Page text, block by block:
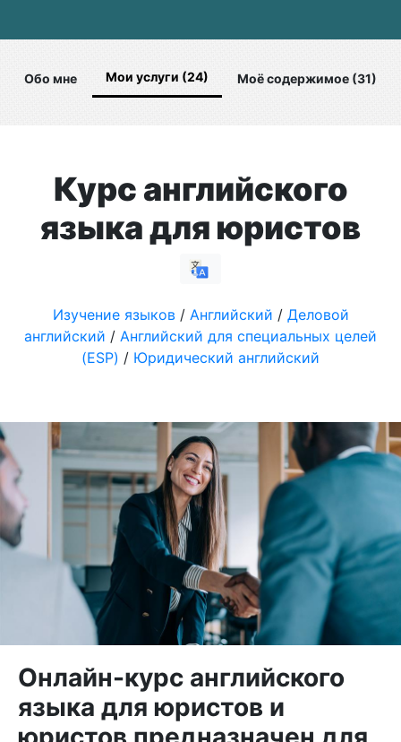
Обо мне Мои услуги (24) Моё содержимое (31)
Курс английского
языка для юристов
Изучение языков/ Английский / Деловой
английский / Английский для специальных целей
(ESP) / Юридический английский
Онлайн-курс английского
языка для юристов и